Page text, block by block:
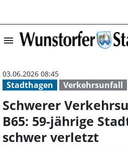
menu
Stadthagen Verkehrsunfall
03.06.2026 08:45
Schwerer
B65: 59-jährige
schwer verletzt